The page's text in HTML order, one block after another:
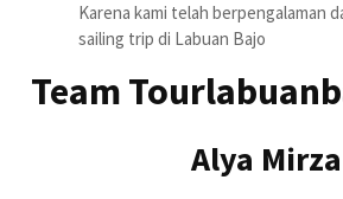
Karena kami telah berpengalaman
sailing trip di Labuan Bajo
Team
Alya Mirza